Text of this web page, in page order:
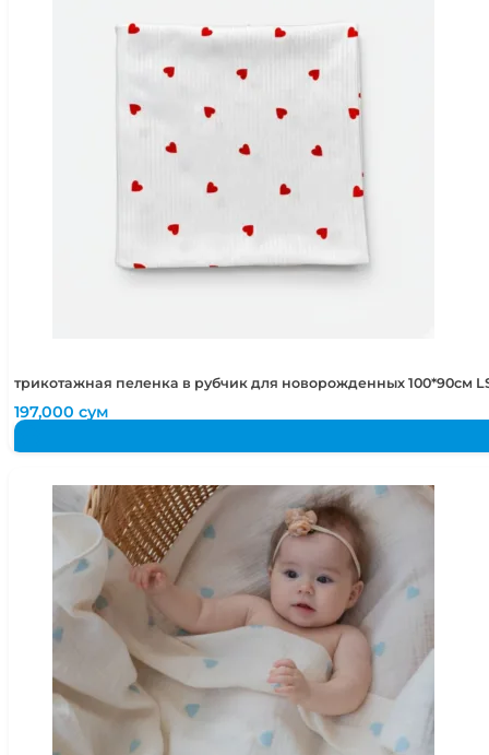
трикотажная пеленка в рубчик для новорожденных 100*90см
197,000сум